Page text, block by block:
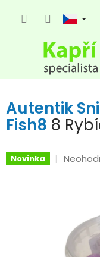
Autentik
Fish8 8
Novinka
5